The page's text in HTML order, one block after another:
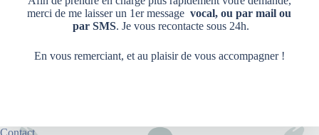
merci de me laisser un 1er message vocal, ou par mail ou
par SMS. Je vous recontacte sous 24h.
En vous remerciant, et au plaisir de vous accompagner !
Contact